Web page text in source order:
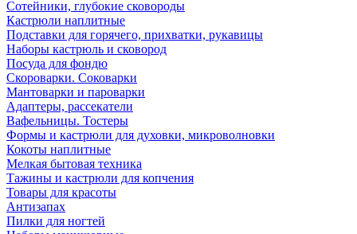
Сотейники, глубокие сковороды
Кастрюли наплитные
Подставки для горячего, прихватки, рукавицы
Наборы кастрюль и сковород
Посуда для фондю
Скороварки. Соковарки
Мантоварки и пароварки
Адаптеры, рассекатели
Вафельницы. Тостеры
Формы и кастрюли для духовки, микроволновки
Кокоты наплитные
Мелкая бытовая техника
Тажины и кастрюли для копчения
Товары для красоты
Антизапах
Пилки для ногтей